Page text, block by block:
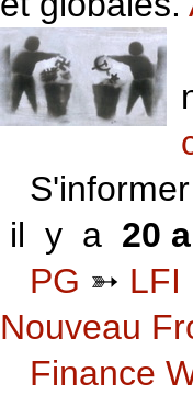
il y a 20
PG ➳ LFI
Nouveau
Finance